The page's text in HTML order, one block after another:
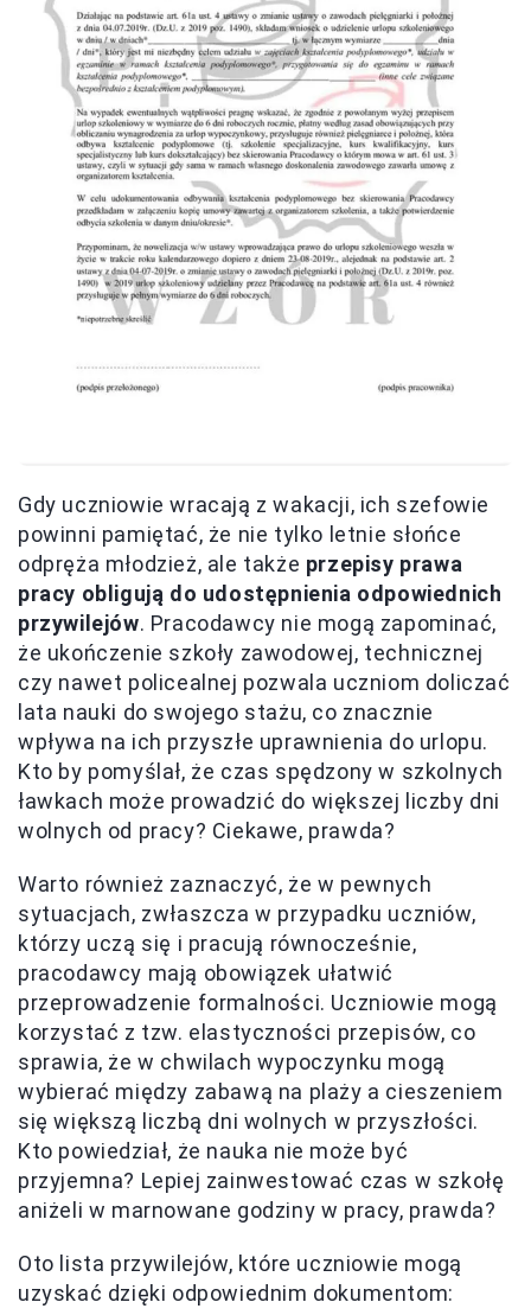
Gdy uczniowie wracają z wakacji, ich szefowie
powinni pamiętać, że nie tylko letnie słońce
odpręża młodzież, ale także przepisy prawa
pracy obligują do udostępnienia odpowiednich
przywilejów. Pracodawcy nie mogą zapominać,
że ukończenie szkoły zawodowej, technicznej
czy nawet policealnej pozwala uczniom doliczać
lata nauki do swojego stażu, co znacznie
wpływa na ich przyszłe uprawnienia do urlopu.
Kto by pomyślał, że czas spędzony w szkolnych
ławkach może prowadzić do większej liczby dni
wolnych od pracy? Ciekawe, prawda?
Warto również zaznaczyć, że w pewnych
sytuacjach, zwłaszcza w przypadku uczniów,
którzy uczą się i pracują równocześnie,
pracodawcy mają obowiązek ułatwić
przeprowadzenie formalności. Uczniowie mogą
korzystać z tzw. elastyczności przepisów, co
sprawia, że w chwilach wypoczynku mogą
wybierać między zabawą na plaży a cieszeniem
się większą liczbą dni wolnych w przyszłości.
Kto powiedział, że nauka nie może być
przyjemna? Lepiej zainwestować czas w szkołę
aniżeli w marnowane godziny w pracy, prawda?
Oto lista przywilejów, które uczniowie mogą
uzyskać dzięki odpowiednim dokumentom: